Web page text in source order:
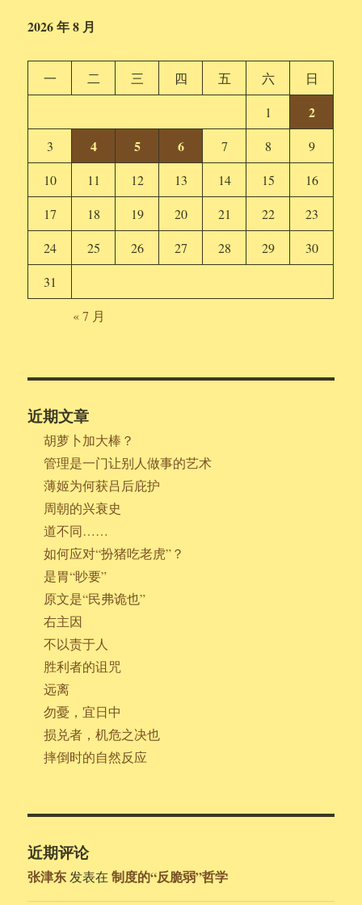
2026 年 8 月
一 二 三 四 五 六
日
1
2
3 4 5 6 7 8
9
10
11 12 13 14 15
16
17
18 19 20 21 22
23
24
25 26 27 28 29
30
31
« 7 月
近期文章
胡萝卜加大棒？
管理是一门让别人做事的艺术
薄姬为何获吕后庇护
周朝的兴衰史
道不同……
如何应对“扮猪吃老虎”？
是胃“眇要”
原文是“民弗诡也”
右主因
不以责于人
胜利者的诅咒
远离
勿憂，宜日中
损兑者，机危之决也
摔倒时的自然反应
近期评论
张津东 发表在制度的“反脆弱”哲学